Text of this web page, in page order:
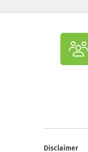
Disclaimer